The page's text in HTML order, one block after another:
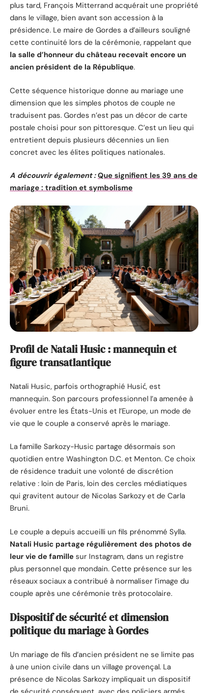
plus tard, François Mitterrand acquérait une propriété
dans le village, bien avant son accession à la
présidence. Le maire de Gordes a d’ailleurs souligné
cette continuité lors de la cérémonie, rappelant que
la salle d’honneur du château recevait encore un
ancien président de la République.
Cette séquence historique donne au mariage une
dimension que les simples photos de couple ne
traduisent pas. Gordes n’est pas un décor de carte
postale choisi pour son pittoresque. C’est un lieu qui
entretient depuis plusieurs décennies un lien
concret avec les élites politiques nationales.
A découvrir également : Que signifient les 39 ans de
mariage : tradition et symbolisme
Profil de Natali Husic : mannequin et
figure transatlantique
Natali Husic, parfois orthographié Husić, est
mannequin. Son parcours professionnel l’a amenée à
évoluer entre les États-Unis et l’Europe, un mode de
vie que le couple a conservé après le mariage.
La famille Sarkozy-Husic partage désormais son
quotidien entre Washington D.C. et Menton. Ce choix
de résidence traduit une volonté de discrétion
relative : loin de Paris, loin des cercles médiatiques
qui gravitent autour de Nicolas Sarkozy et de Carla
Bruni.
Le couple a depuis accueilli un fils prénommé Sylla.
Natali Husic partage régulièrement des photos de
leur vie de famille sur Instagram, dans un registre
plus personnel que mondain. Cette présence sur les
réseaux sociaux a contribué à normaliser l’image du
couple après une cérémonie très protocolaire.
Dispositif de sécurité et dimension
politique du mariage à Gordes
Un mariage de fils d’ancien président ne se limite pas
à une union civile dans un village provençal. La
présence de Nicolas Sarkozy impliquait un dispositif